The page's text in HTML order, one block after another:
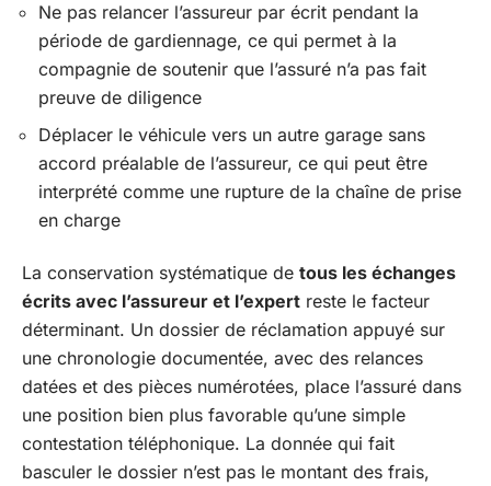
Ne pas relancer l’assureur par écrit pendant la
période de gardiennage, ce qui permet à la
compagnie de soutenir que l’assuré n’a pas fait
preuve de diligence
Déplacer le véhicule vers un autre garage sans
accord préalable de l’assureur, ce qui peut être
interprété comme une rupture de la chaîne de prise
en charge
La conservation systématique de tous les échanges
écrits avec l’assureur et l’expert reste le facteur
déterminant. Un dossier de réclamation appuyé sur
une chronologie documentée, avec des relances
datées et des pièces numérotées, place l’assuré dans
une position bien plus favorable qu’une simple
contestation téléphonique. La donnée qui fait
basculer le dossier n’est pas le montant des frais,